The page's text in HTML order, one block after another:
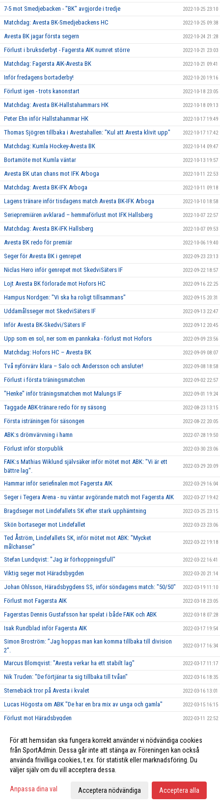
7-5 mot Smedjebacken - "BK" avgjorde i tredje 2022-10-25 23:10
Matchdag: Avesta BK-Smedjebackens HC 2022-10-25 09:38
Avesta BK jagar första segern 2022-10-24 21:28
Förlust i bruksderbyt - Fagersta AIK numret större 2022-10-21 23:03
Matchdag: Fagersta AIK-Avesta BK 2022-10-21 09:41
Inför fredagens bortaderby! 2022-10-20 19:16
Förlust igen - trots kanonstart 2022-10-18 23:05
Matchdag: Avesta BK-Hallstahammars HK 2022-10-18 09:13
Peter Ehn inför Hallstahammar HK 2022-10-17 19:49
Thomas Sjögren tillbaka i Avestahallen: "Kul att Avesta klivit upp" 2022-10-17 17:42
Matchdag: Kumla Hockey-Avesta BK 2022-10-14 09:47
Bortamöte mot Kumla väntar 2022-10-13 19:57
Avesta BK utan chans mot IFK Arboga 2022-10-11 22:53
Matchdag: Avesta BK-IFK Arboga 2022-10-11 09:18
Lagens tränare inför tisdagens match Avesta BK-IFK Arboga 2022-10-10 18:58
Seriepremiären avklarad – hemmaförlust mot IFK Hallsberg 2022-10-07 22:57
Matchdag: Avesta BK-IFK Hallsberg 2022-10-07 09:53
Avesta BK redo för premiär 2022-10-06 19:40
Seger för Avesta BK i genrepet 2022-09-23 23:13
Niclas Hero inför genrepet mot SkedviSäters IF 2022-09-22 18:57
Lojt Avesta BK förlorade mot Hofors HC 2022-09-16 22:25
Hampus Nordgen: "Vi ska ha roligt tillsammans" 2022-09-15 20:31
Uddamålsseger mot SkedviSäters IF 2022-09-13 22:47
Inför Avesta BK-Skedvi/Säters IF 2022-09-12 20:45
Upp som en sol, ner som en pannkaka - förlust mot Hofors 2022-09-09 23:56
Matchdag: Hofors HC – Avesta BK 2022-09-09 08:07
Två nyförvärv klara – Salo och Andersson och ansluter! 2022-09-08 18:58
Förlust i första träningsmatchen 2022-09-02 22:57
"Henke" inför träningsmatchen mot Malungs IF 2022-09-01 19:24
Taggade ABK-tränare redo för ny säsong 2022-08-23 13:15
Första isträningen för säsongen 2022-08-22 20:05
ABK:s drömvärvning i hamn 2022-07-28 19:50
Förlust inför storpublik 2022-03-30 23:06
FAIK:s Mathias Wiklund självsäker inför mötet mot ABK: "Vi är ett
bättre lag".
2022-03-29 20:09
Hammar inför seriefinalen mot Fagersta AIK 2022-03-29 16:04
Seger i Tegera Arena - nu väntar avgörande match mot Fagersta AIK 2022-03-27 19:42
Bragdseger mot Lindefallets SK efter stark upphämtning 2022-03-25 23:15
Skön bortaseger mot Lindefallet 2022-03-23 23:06
Ted Åström, Lindefallets SK, inför mötet mot ABK: "Mycket
målchanser"
2022-03-22 19:18
Stefan Lundqvist: "Jag är förhoppningsfull" 2022-03-22 16:41
Viktig seger mot Häradsbygden 2022-03-20 21:14
Johan Ohlsson, Häradsbygdens SS, inför söndagens match: "50/50" 2022-03-19 11:10
Förlust mot Fagersta AIK 2022-03-18 23:05
Fagerstas Dennis Gustafsson har spelat i både FAIK och ABK 2022-03-18 07:28
Isak Rundblad inför Fagersta AIK 2022-03-17 19:54
Simon Broström: ”Jag hoppas man kan komma tillbaka till division
2”.
2022-03-17 16:34
Marcus Blomqvist: "Avesta verkar ha ett stabilt lag" 2022-03-17 11:17
Nik Truden: "De förtjänar ta sig tillbaka till tvåan" 2022-03-16 18:35
Sternebäck tror på Avesta i kvalet 2022-03-16 13:01
Lucas Högosta om ABK "De har en bra mix av unga och gamla" 2022-03-15 16:15
Förlust mot Häradsbygden 2022-03-11 22:52
Viktig Avestavinst mot Gävle GIK 2022-03-06 20:27
Inför Avesta BK-Gävle GIK Avestahallen söndag 6 mars klockan 16:00 2022-03-05 11:37
Ett steg närmare kvalserien - seger i Nynäshallen
Viggo Meerits inför Gävle GIK: "Vi måste sätta våra lägen". 2022-03-03 19:50
2022-03-03 15:12
För att hemsidan ska fungera korrekt använder vi nödvändiga cookies
från SportAdmin. Dessa går inte att stänga av. Föreningen kan också
använda frivilliga cookies, t.ex. för statistik eller marknadsföring. Du
väljer själv om du vill acceptera dessa.
Anpassa dina val Acceptera nödvändiga Acceptera alla